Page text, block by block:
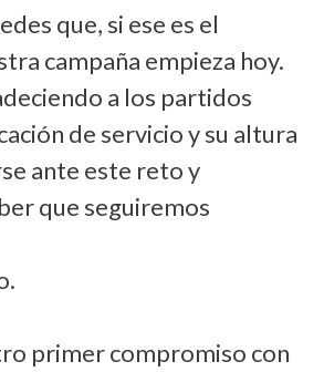
que, si ese es el
campaña empieza hoy.
a los partidos
de servicio y su altura
ante este reto y
que seguiremos
primer compromiso con